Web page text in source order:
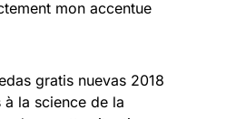
mon accentue
la science de la